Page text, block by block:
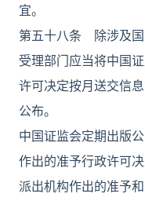
宜。
第五十八条 除涉及国
受理部门应当将中国
许可决定按月送交信
公布。
中国证监会定期出版
作出的准予行政许可决
派出机构作出的准予